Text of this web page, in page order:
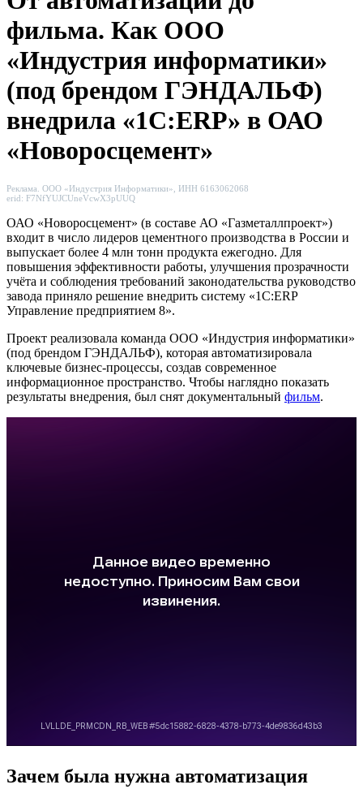
фильма. Как ООО
«Индустрия информатики»
(под брендом ГЭНДАЛЬФ)
внедрила «1С:ERP» в ОАО
«Новоросцемент»
Реклама. ООО «Индустрия Информатики», ИНН 6163062068
erid: F7NfYUJCUneVcwX3pUUQ
ОАО «Новоросцемент» (в составе АО «Газметаллпроект»)
входит в число лидеров цементного производства в России и
выпускает более 4 млн тонн продукта ежегодно. Для
повышения эффективности работы, улучшения прозрачности
учёта и соблюдения требований законодательства руководство
завода приняло решение внедрить систему «1С:ERP
Управление предприятием 8».
Проект реализовала команда ООО «Индустрия информатики»
(под брендом ГЭНДАЛЬФ), которая автоматизировала
ключевые бизнес-процессы, создав современное
информационное пространство. Чтобы наглядно показать
результаты внедрения, был снят документальный фильм.
Зачем была нужна автоматизация